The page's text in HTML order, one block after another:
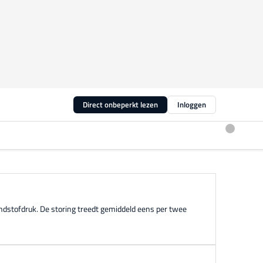
Direct onbeperkt lezen Inloggen
De storing treedt gemiddeld eens per twee